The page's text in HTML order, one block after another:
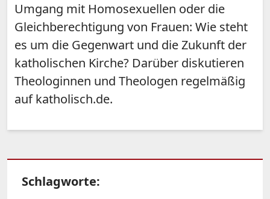
Umgang mit Homosexuellen oder die
Gleichberechtigung von Frauen: Wie steht
es um die Gegenwart und die Zukunft der
katholischen Kirche? Darüber diskutieren
Theologinnen und Theologen regelmäßig
auf katholisch.de.
Schlagworte: